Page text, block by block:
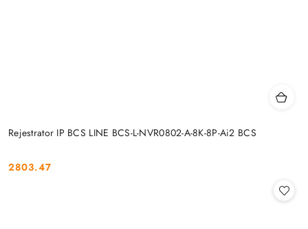
Rejestrator IP BCS LINE BCS-L-NVR0802-A-8K-8P-Ai2 BCS
Cena:
2803.47